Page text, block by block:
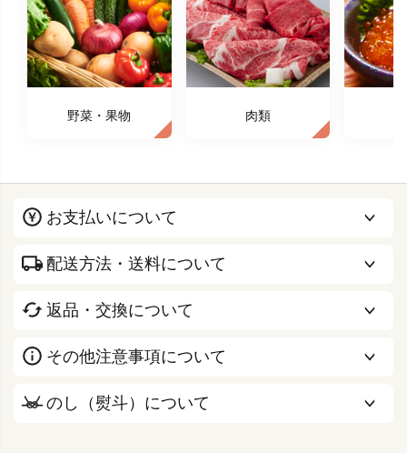
野菜・果物 肉類
お支払いについて
配送方法・送料について
返品・交換について
その他注意事項について
のし（熨斗）について